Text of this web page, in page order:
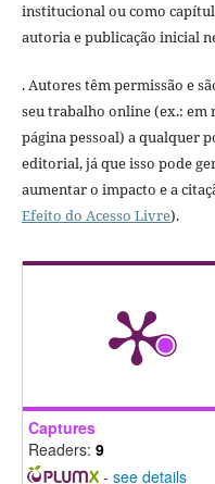
institucional ou como
autoria e publicação inicial
. Autores têm permissão e
seu trabalho online (ex.:
página pessoal) a qualquer
editorial, já que isso pode
aumentar o impacto e a
Efeito do Acesso Livre).
Captures
Readers: 9
- see details